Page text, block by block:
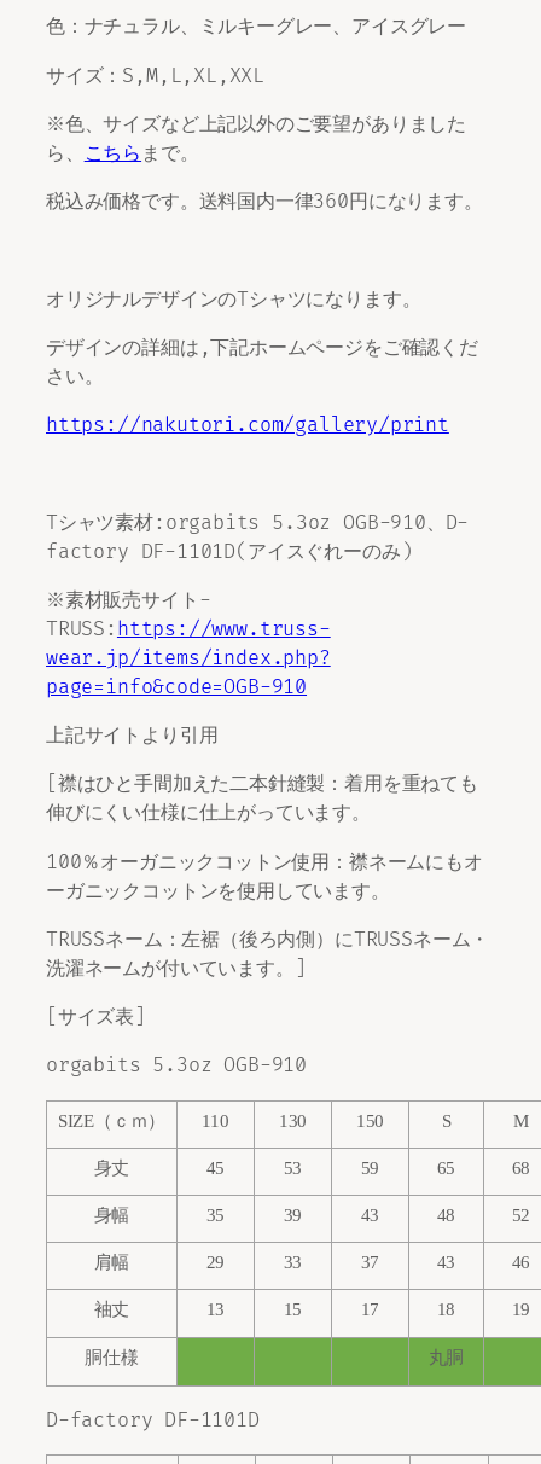
色：ナチュラル、ミルキーグレー、アイスグレー
サイズ：S,M,L,XL,XXL
※色、サイズなど上記以外のご要望がありました
ら、
こちら まで。
税込み価格です。送料国内一律360円になります。
オリジナルデザインのTシャツになります。
デザインの詳細は,下記ホームページをご確認くだ
さい。
https://nakutori.com/gallery/print
Tシャツ素材:orgabits 5.3oz OGB-910、D-
factory DF-1101D(アイスぐれーのみ)
※素材販売サイト-
TRUSS: https://www.truss-
wear.jp/items/index.php?
page=info&code=OGB-910
上記サイトより引用
[襟はひと手間加えた二本針縫製：着用を重ねても
伸びにくい仕様に仕上がっています。
100％オーガニックコットン使用：襟ネームにもオ
ーガニックコットンを使用しています。
TRUSSネーム：左裾（後ろ内側）にTRUSSネーム・
洗濯ネームが付いています。]
[サイズ表]
orgabits 5.3oz OGB-910
SIZE （ｃｍ） 110 130 150 S M
身丈 45 53 59 65 68
身幅 35 39 43 48 52
肩幅 29 33 37 43 46
袖丈 13 15 17 18 19
胴仕様 丸胴
D-factory DF-1101D